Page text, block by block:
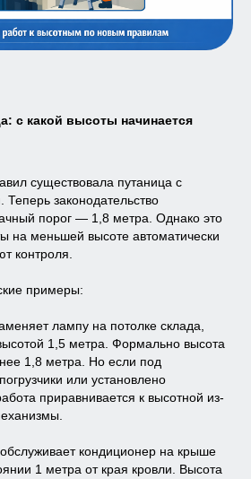
с какой высоты начинается
существовала путаница с
законодательство
порог — 1,8 метра. Однако это
на меньшей высоте автоматически
контроля.
примеры:
лампу на потолке склада,
1,5 метра. Формально высота
1,8 метра. Но если под
или установлено
приравнивается к высотной из-
кондиционер на крыше
1 метра от края кровли. Высота